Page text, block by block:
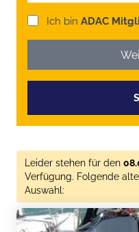
Ich bin ADAC
Leider stehen für den
Verfügung. Folgende
Auswahl: